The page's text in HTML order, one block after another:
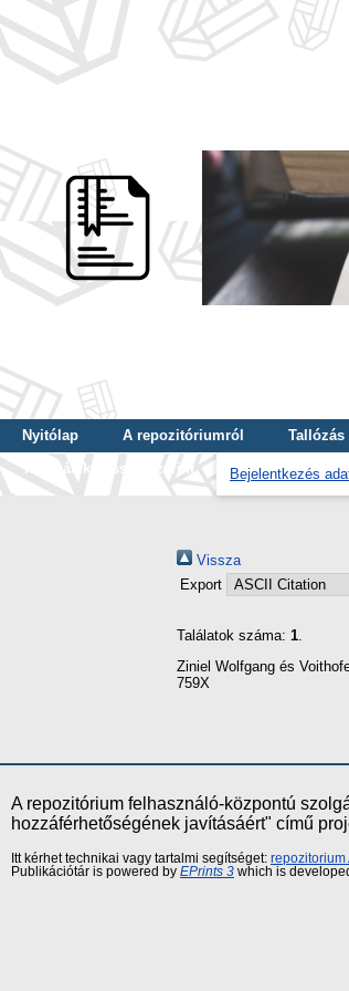
Nyitólap A repozitóriumról
Tallózás kulcsszó szerint
Bejelentkezés
Vissza
Export
Találatok száma: 1.
Ziniel Wolfgang és
759X
A repozitórium felhasználó-központú
hozzáférhetőségének javításáért" című
Itt kérhet technikai vagy tartalmi segítséget: repozitorium
Publikációtár is powered by EPrints 3 which is